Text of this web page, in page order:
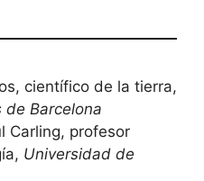
científico de la tierra,
de Barcelona
Carling, profesor
Universidad de